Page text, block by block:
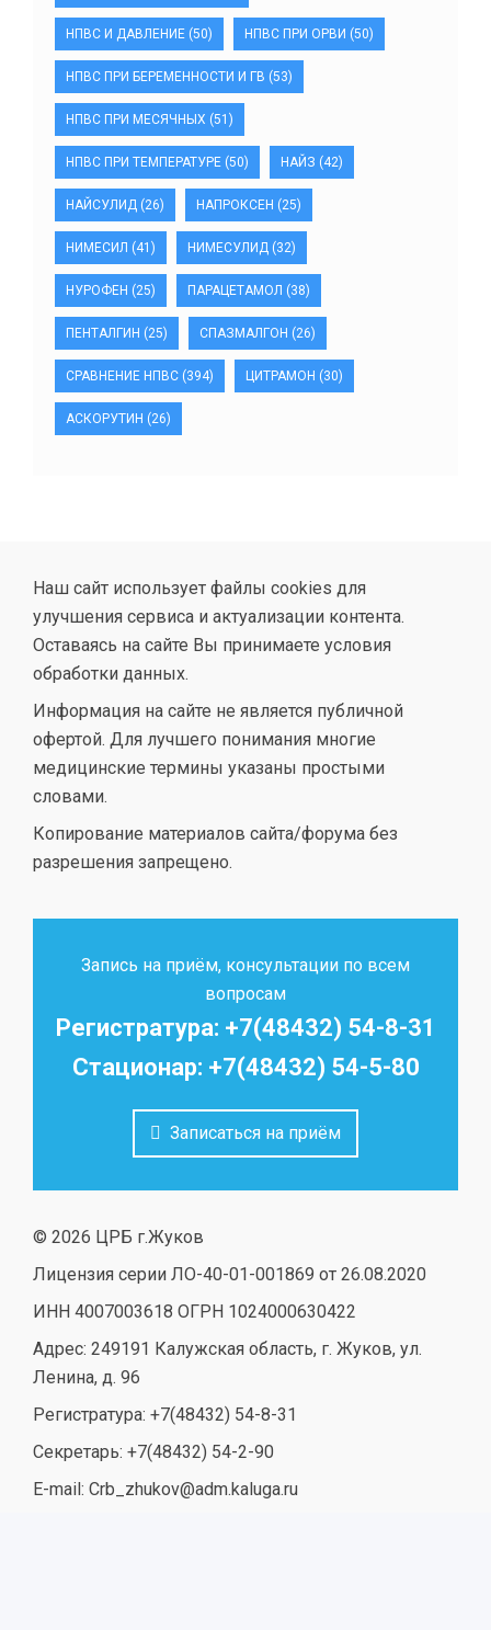
НПВС И ДАВЛЕНИЕ (50) НПВС ПРИ ОРВИ (50)
НПВС ПРИ БЕРЕМЕННОСТИ И ГВ (53)
НПВС ПРИ МЕСЯЧНЫХ (51)
НПВС ПРИ ТЕМПЕРАТУРЕ (50) НАЙЗ (42)
НАЙСУЛИД (26) НАПРОКСЕН (25)
НИМЕСИЛ (41) НИМЕСУЛИД (32)
НУРОФЕН (25) ПАРАЦЕТАМОЛ (38)
ПЕНТАЛГИН (25) СПАЗМАЛГОН (26)
СРАВНЕНИЕ НПВС (394) ЦИТРАМОН (30)
АСКОРУТИН (26)
Наш сайт использует файлы cookies для
улучшения сервиса и актуализации контента.
Оставаясь на сайте Вы принимаете условия
обработки данных.
Информация на сайте не является публичной
офертой. Для лучшего понимания многие
медицинские термины указаны простыми
словами.
Копирование материалов сайта/форума без
разрешения запрещено.
Запись на приём, консультации по всем
вопросам
Регистратура: +7(48432) 54-8-31
Стационар: +7(48432) 54-5-80
Записаться на приём
© 2026 ЦРБ г.Жуков
Лицензия серии ЛО-40-01-001869 от 26.08.2020
ИНН 4007003618 ОГРН 1024000630422
Адрес: 249191 Калужская область, г. Жуков, ул.
Ленина, д. 96
Регистратура: +7(48432) 54-8-31
Секретарь: +7(48432) 54-2-90
E-mail: Crb_zhukov@adm.kaluga.ru